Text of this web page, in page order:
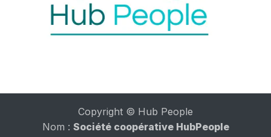
Copyright © Hub People
Nom : Société coopérative HubPeople